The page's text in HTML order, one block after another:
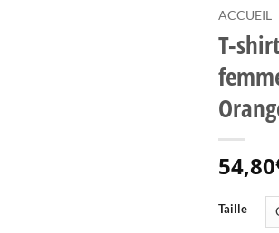
ACCUEIL
T-
54,80
Taille